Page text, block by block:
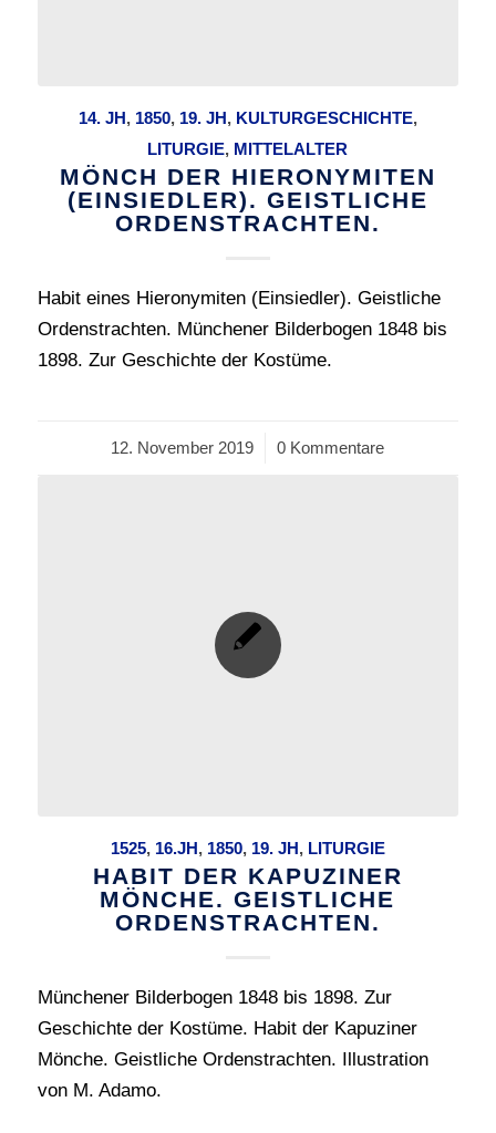
14. JH, 1850, 19. JH, KULTURGESCHICHTE,
LITURGIE, MITTELALTER
MÖNCH DER HIERONYMITEN
(EINSIEDLER). GEISTLICHE
ORDENSTRACHTEN.
Habit eines Hieronymiten (Einsiedler). Geistliche
Ordenstrachten. Münchener Bilderbogen 1848 bis
1898. Zur Geschichte der Kostüme.
12. November 2019
/ 0 Kommentare
1525, 16.JH, 1850, 19. JH, LITURGIE
HABIT DER KAPUZINER
MÖNCHE. GEISTLICHE
ORDENSTRACHTEN.
Münchener Bilderbogen 1848 bis 1898. Zur
Geschichte der Kostüme. Habit der Kapuziner
Mönche. Geistliche Ordenstrachten. Illustration
von M. Adamo.